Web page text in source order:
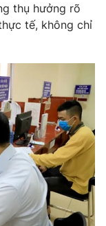
thụ hưởng rõ
tế, không chỉ